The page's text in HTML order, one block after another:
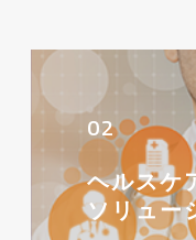
02
ヘルスケ
ソリュー